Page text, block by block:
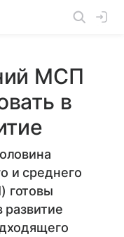
МСП
в
и среднего
готовы
развитие